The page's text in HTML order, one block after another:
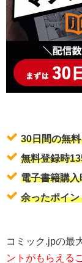
30日間の無
無料登録時
電子書籍購
余ったポイ
コミック.jpの最
ントがもらえる